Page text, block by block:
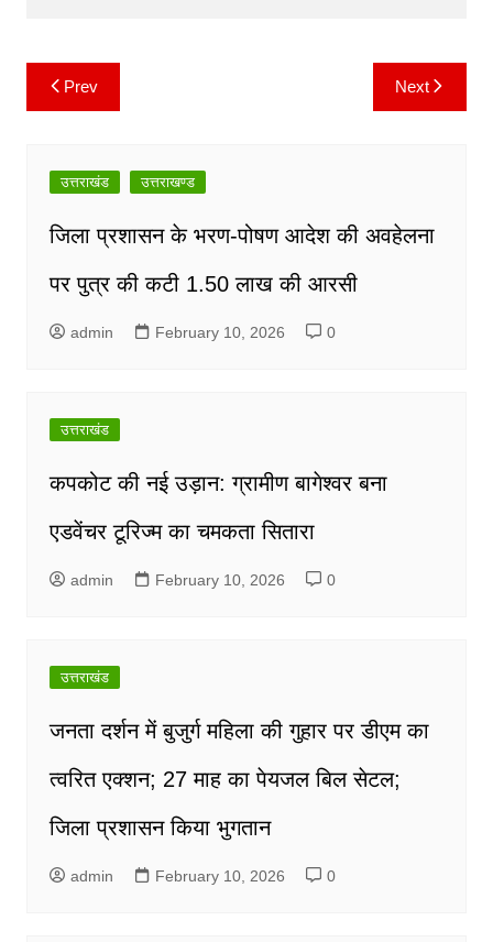
Post
navigation
Prev Next
उत्तराखंड उत्तराखण्ड
जिला प्रशासन के भरण-पोषण आदेश की अवहेलना
पर पुत्र की कटी 1.50 लाख की आरसी
admin February 10, 2026 0
उत्तराखंड
कपकोट की नई उड़ान: ग्रामीण बागेश्वर बना
एडवेंचर टूरिज्म का चमकता सितारा
admin February 10, 2026 0
उत्तराखंड
जनता दर्शन में बुजुर्ग महिला की गुहार पर डीएम का
त्वरित एक्शन; 27 माह का पेयजल बिल सेटल;
जिला प्रशासन किया भुगतान
admin February 10, 2026 0